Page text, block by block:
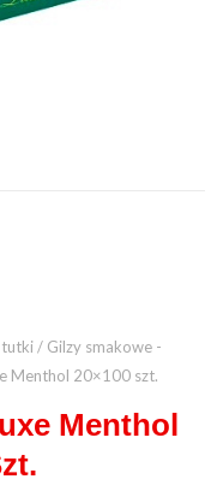
tutki/ Gilzy smakowe -
Menthol 20×100 szt.
Menthol